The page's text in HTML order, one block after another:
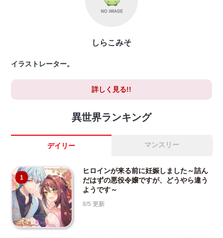
しらこみそ
イラストレーター。
詳しく見る!!
異世界ランキング
デイリー マンスリー
1
ヒロインが来る前に妊娠しました～詰ん
だはずの悪役令嬢ですが、どうやら違う
ようです～
8/5 更新